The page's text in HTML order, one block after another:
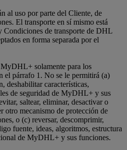
al uso por parte del Cliente, de
El transporte en sí mismo está
Condiciones de transporte de DHL
en forma separada por el
solamente para los
el párrafo 1. No se le permitirá (a)
deshabilitar características,
de seguridad de MyDHL+ y sus
saltear, eliminar, desactivar o
otro mecanismo de protección de
o (c) reversar, descomprimir,
fuente, ideas, algoritmos, estructura
de MyDHL+ y sus funciones.